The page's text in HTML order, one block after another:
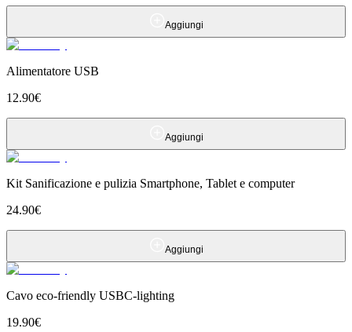
Aggiungi
Alimentatore USB
12.90€
Aggiungi
Kit Sanificazione e pulizia Smartphone, Tablet e computer
24.90€
Aggiungi
Cavo eco-friendly USBC-lighting
19.90€